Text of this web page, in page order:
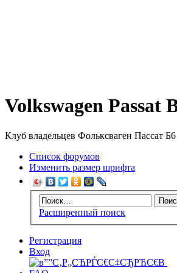
Volkswagen Passat
Клуб владельцев Фольксваген Пассат Б6
Список форумов
Изменить размер шрифта
Расширенный поиск
Регистрация
Вход